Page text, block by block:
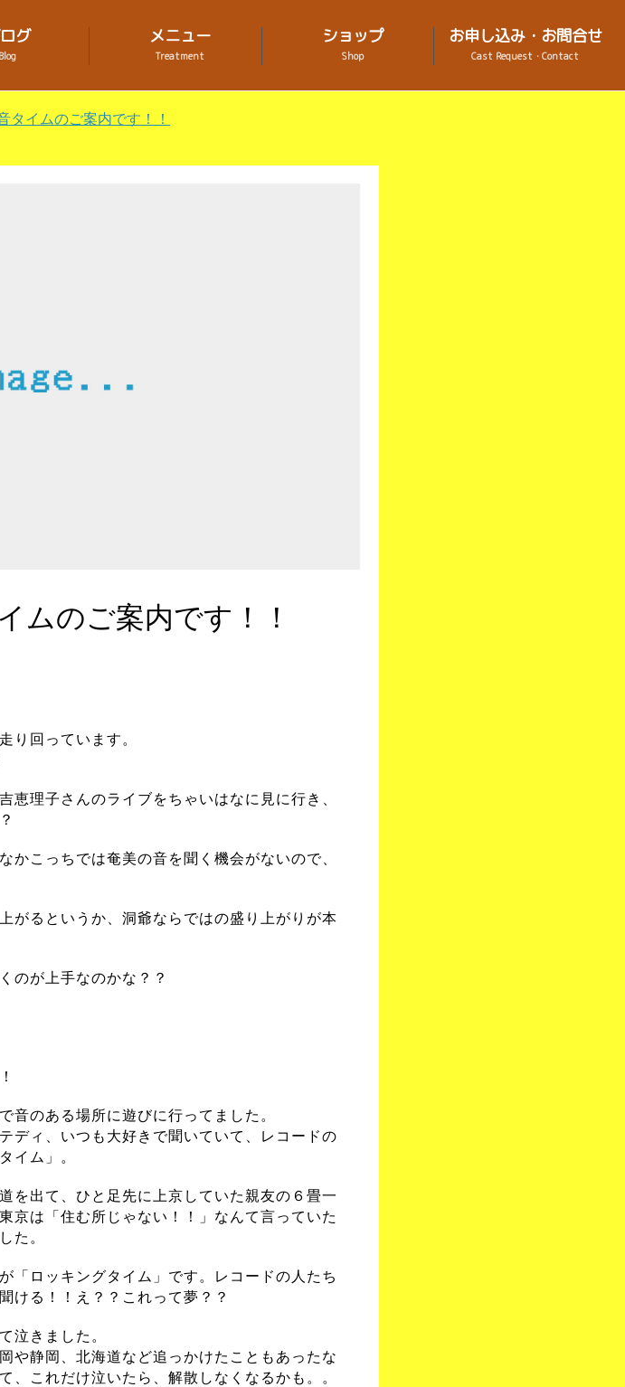
グ
Blog
メニュー
Treatment
ショップ
Shop
お申し込み・お問合せ
Cast Request・Contact
タイムのご案内です！！
ムのご案内です！！
り回っています。
理子さんのライブをちゃいはなに見に行き、
こっちでは奄美の音を聞く機会がないので、
がるというか、洞爺ならではの盛り上がりが本
のが上手なのかな？？
のある場所に遊びに行ってました。
ディ、いつも大好きで聞いていて、レコードの
イム」。
を出て、ひと足先に上京していた親友の６畳一
京は「住む所じゃない！！」なんて言っていた
た。
「ロッキングタイム」です。レコードの人たち
ける！！え？？これって夢？？
泣きました。
や静岡、北海道など追っかけたこともあったな
、これだけ泣いたら、解散しなくなるかも。。